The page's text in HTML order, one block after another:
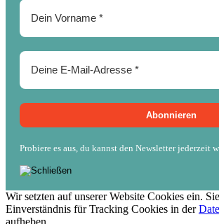
Probiere es aus, du kannst den Newsletter jederzeit
Wir setzten auf unserer Website Cookies ein.
Einverständnis für Tracking Cookies in der